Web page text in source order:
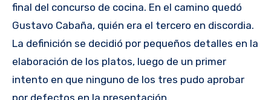
final del concurso de cocina. En el camino quedó
Gustavo Cabaña, quién era el tercero en discordia.
La definición se decidió por pequeños detalles en la
elaboración de los platos, luego de un primer
intento en que ninguno de los tres pudo aprobar
por defectos en la presentación.